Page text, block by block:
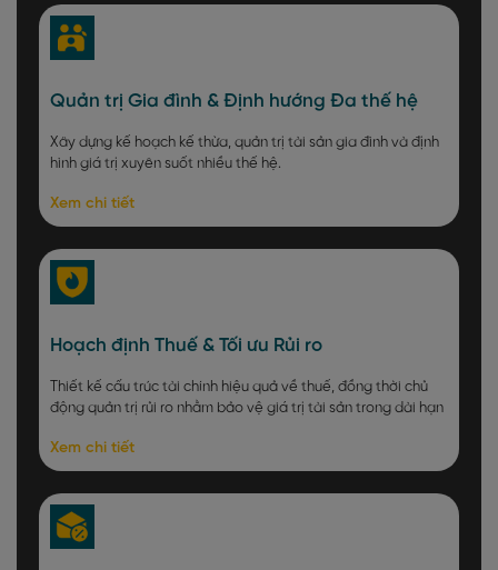
Quản trị Gia đình & Định hướng Đa thế hệ
Xây dựng kế hoạch kế thừa, quản trị tài sản gia đình và định
hình giá trị xuyên suốt nhiều thế hệ.
Xem chi tiết
Hoạch định Thuế & Tối ưu Rủi ro
Thiết kế cấu trúc tài chính hiệu quả về thuế, đồng thời chủ
động quản trị rủi ro nhằm bảo vệ giá trị tài sản trong dài hạn
Xem chi tiết